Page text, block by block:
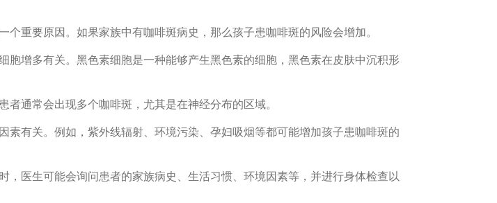
要原因。如果家族中有咖啡斑病史，那么孩子患咖啡斑的风险会增加。
增多有关。黑色素细胞是一种能够产生黑色素的细胞，黑色素在皮肤中沉积形
通常会出现多个咖啡斑，尤其是在神经分布的区域。
有关。例如，紫外线辐射、环境污染、孕妇吸烟等都可能增加孩子患咖啡斑的
医生可能会询问患者的家族病史、生活习惯、环境因素等，并进行身体检查以